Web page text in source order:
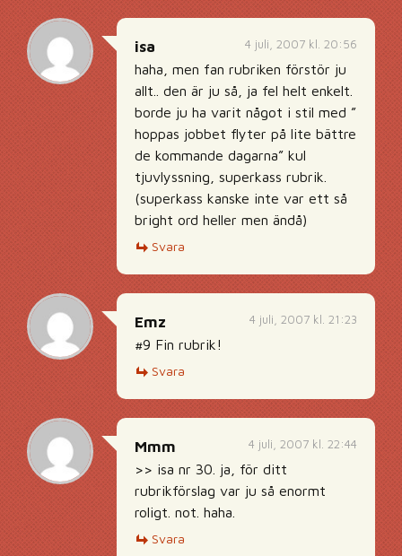
4 juli, 2007 kl. 20:56
isa
haha, men fan rubriken förstör ju
allt.. den är ju så, ja fel helt enkelt.
borde ju ha varit något i stil med ”
hoppas jobbet flyter på lite bättre
de kommande dagarna” kul
tjuvlyssning, superkass rubrik.
(superkass kanske inte var ett så
bright ord heller men ändå)
Svara
4 juli, 2007 kl. 21:23
Emz
#9 Fin rubrik!
Svara
4 juli, 2007 kl. 22:44
Mmm
>> isa nr 30. ja, för ditt
rubrikförslag var ju så enormt
roligt. not. haha.
Svara